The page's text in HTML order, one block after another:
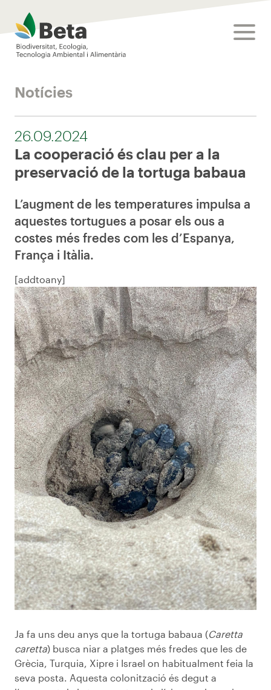
Beta Tech Center
Notícies
26.09.2024
La cooperació és clau per a la
preservació de la tortuga babaua
L’augment de les temperatures impulsa a
aquestes tortugues a posar els ous a
costes més fredes com les d’Espanya,
França i Itàlia.
[addtoany]
Ja fa uns deu anys que la tortuga babaua (Caretta
caretta) busca niar a platges més fredes que les de
Grècia, Turquia, Xipre i Israel on habitualment feia la
seva posta. Aquesta colonització és degut a